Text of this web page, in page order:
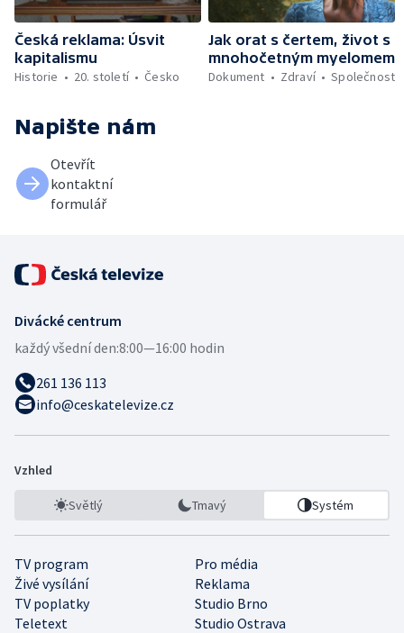
Česká reklama: Úsvit
kapitalismu
Historie
20. století Česko
Jak orat s čertem, život s
mnohočetným myelomem
Dokument
Zdraví Společnost
Napište nám
Otevřít
kontaktní
formulář
Divácké centrum
každý všední den:8:00—16:00 hodin
261 136 113
info@ceskatelevize.cz
Vzhled
Světlý Tmavý Systém
TV program
Pro média
Živé vysílání
Reklama
TV poplatky
Studio Brno
Teletext
Studio Ostrava